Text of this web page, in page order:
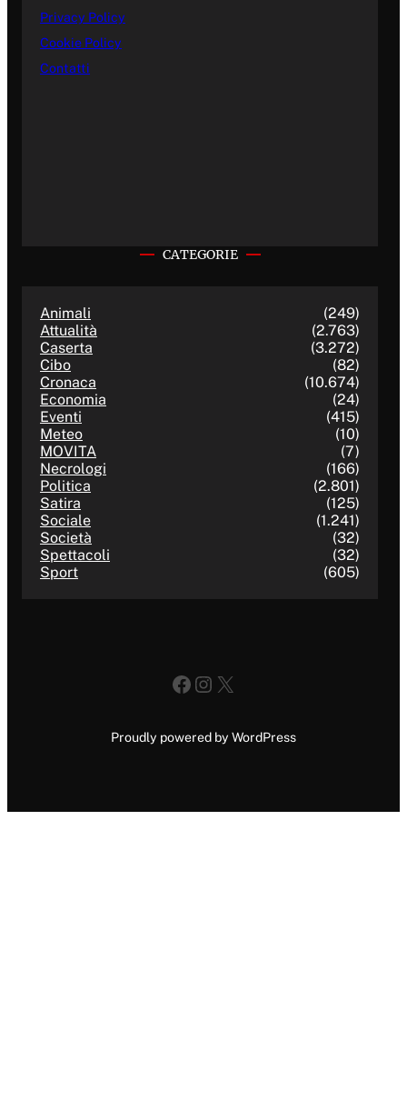
Privacy Policy
Cookie Policy
Contatti
CATEGORIE
Animali
(249)
Attualità
(2.763)
Caserta
(3.272)
Cibo
(82)
Cronaca
(10.674)
Economia
(24)
Eventi
(415)
Meteo
(10)
MOVITA
(7)
Necrologi
(166)
Politica
(2.801)
Satira
(125)
Sociale
(1.241)
Società
(32)
Spettacoli
(32)
Sport
(605)
Facebook
Instagram
X
Proudly powered by WordPress